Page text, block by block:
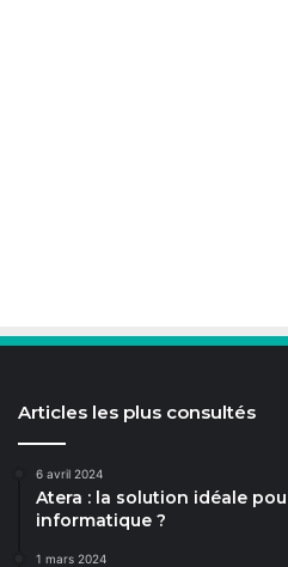
Articles les plus consultés
6 avril 2024
Atera : la solution idéale
informatique ?
1 mars 2024